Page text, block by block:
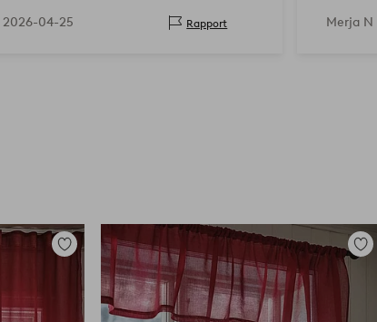
2026-04-25 Rapport Merja
Toevoegen
favorieten